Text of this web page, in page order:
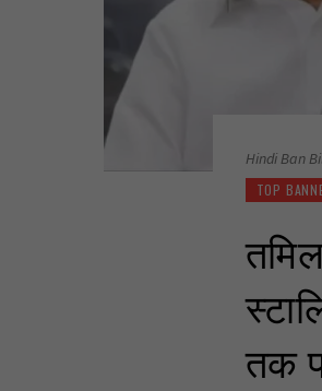
Hindi Ban
TOP
तक